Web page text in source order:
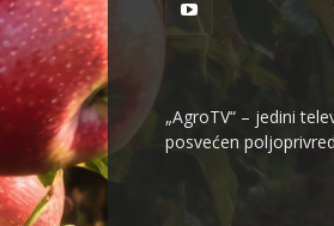
„AgroTV“ – jedini
posvećen